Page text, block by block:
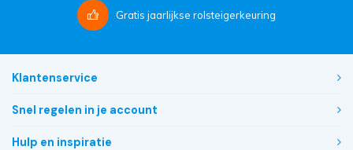
Gratis jaarlijkse rolsteigerkeuring
Klantenservice
Snel regelen in je account
Hulp en inspiratie